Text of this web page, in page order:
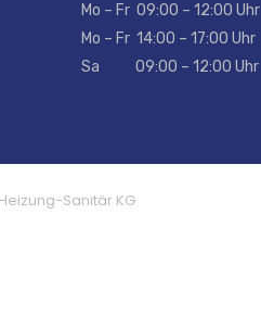
Mo – Fr 09:00 – 12:00 Uhr
Mo – Fr 14:00 – 17:00 Uhr
Sa 09:00 – 12:00 Uhr
Sanitär KG